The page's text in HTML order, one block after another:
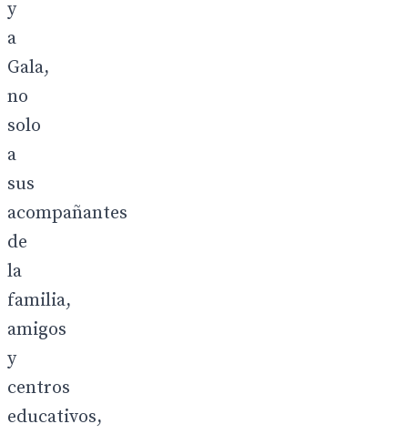
y
a
Gala,
no
solo
a
sus
acompañantes
de
la
familia,
amigos
y
centros
educativos,